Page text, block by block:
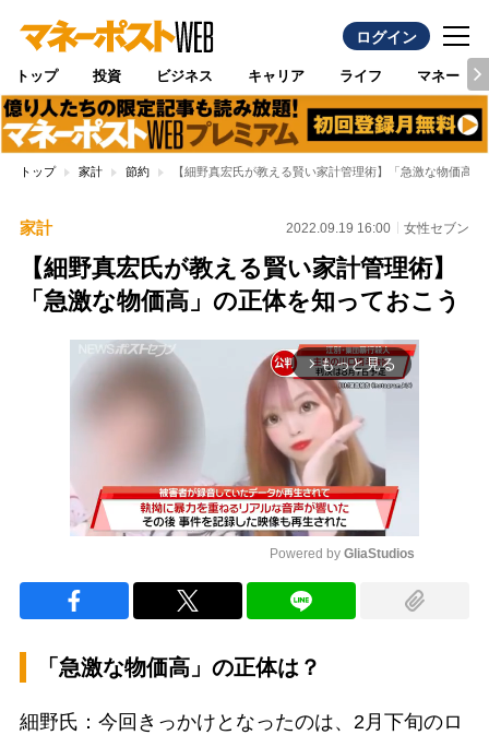
ログイン
トップ 投資 ビジネス キャリア ライフ マネー
トップ 家計 節約 【細野真宏氏が教える賢い家計管理術】「急激な物価高
家計 2022.09.19 16:00 女性セブン
【細野真宏氏が教える賢い家計管理術】
「急激な物価高」の正体を知っておこう
arrow_forward_ios もっと見る
Powered by GliaStudios
「急激な物価高」の正体は？
細野氏：今回きっかけとなったのは、2月下旬のロ